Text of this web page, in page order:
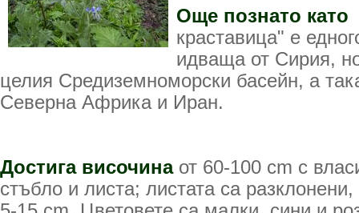
Още познато като
краставица" е
идваща от Сирия,
целия Средиземноморски басейн, а
Северна Африка и Иран.
Достига височинаот 60-100 cm с
стъбло и листа; листата са